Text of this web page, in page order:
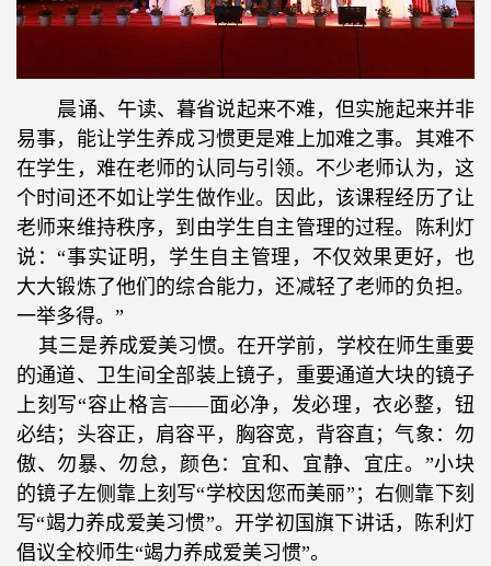
晨诵、午读、暮省说起来不难，但实施起来并非
易事，能让学生养成习惯更是难上加难之事。其难不
在学生，难在老师的认同与引领。不少老师认为，这
个时间还不如让学生做作业。因此，该课程经历了让
老师来维持秩序，到由学生自主管理的过程。陈利灯
说：“事实证明，学生自主管理，不仅效果更好，也
大大锻炼了他们的综合能力，还减轻了老师的负担。
一举多得。”
其三是养成爱美习惯。在开学前，学校在师生重要
的通道、卫生间全部装上镜子，重要通道大块的镜子
上刻写“容止格言——面必净，发必理，衣必整，钮
必结；头容正，肩容平，胸容宽，背容直；气象：勿
傲、勿暴、勿怠，颜色：宜和、宜静、宜庄。”小块
的镜子左侧靠上刻写“学校因您而美丽”；右侧靠下刻
写“竭力养成爱美习惯”。开学初国旗下讲话，陈利灯
倡议全校师生“竭力养成爱美习惯”。